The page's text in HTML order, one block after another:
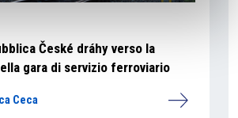
České dráhy verso la
gara di servizio ferroviario
Ceca